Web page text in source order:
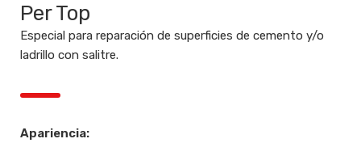
Per Top
Especial para reparación de superficies de cemento y/o
ladrillo con salitre.
Apariencia: